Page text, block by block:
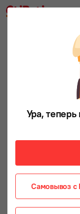
Ура,
Самовывоз с